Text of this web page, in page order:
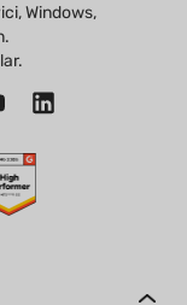
Windows,